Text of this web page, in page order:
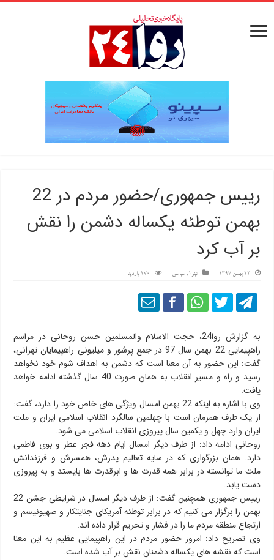
رییس جمهوری/حضور مردم در 22
بهمن توطئه یکساله دشمن را نقش
بر آب کرد
22 بهمن 1397 تیتر1 ,سیاسی 270 بازدید
به گزارش روا24، حجت الاسلام والمسلمین حسن روحانی در مراسم
راهپیمایی 22 بهمن سال 97 در جمع پرشور و میلیونی راهپیمایان تهرانی،
گفت: این حضور به آن معنا است که دشمن به اهداف شوم خود نخواهد
رسید و راه و مسیر انقلاب به همان صورت 40 سال گذشته ادامه خواهد
یافت.
وی با اشاره به اینکه 22 بهمن امسال ویژگی های خاص خود را دارد، گفت:
از یک طرف همزمان است با چهلمین سالگرد انقلاب اسلامی ایران و ملت
ایران وارد چهل و یکمین سال پیروزی انقلاب اسلامی می شود.
روحانی ادامه داد: از طرف دیگر امسال ایام دهه فجر عطر و بوی فاطمی
دارد. همان بزرگواری که در سایه تعالیم پدرش، همسرش و فرزندانش
ملت ما توانسته در برابر همه قدرت ها و ابرقدرت ها بایستد و به پیروزی
دست یابد.
رییس جمهوری همچنین گفت: از طرف دیگر امسال در شرایطی جشن 22
بهمن را برگزار می کنیم که در برابر توطئه آمریکای جنایتکار و صهیونیسم و
ارتجاع منطقه مردم ما را در فشار و تحریم قرار داده اند.
وی تصریح داد: امروز حضور مردم در این راهپیمایی عظیم به این معنا
است که نقشه های یکساله دشمنان نقش بر آب شده است.